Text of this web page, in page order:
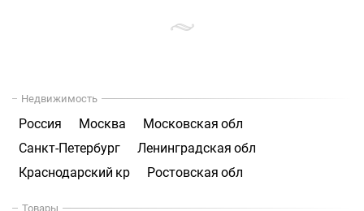
Недвижимость
Россия Москва
Московская обл
Санкт-Петербург
Ленинградская обл
Краснодарский кр
Ростовская обл
Товары